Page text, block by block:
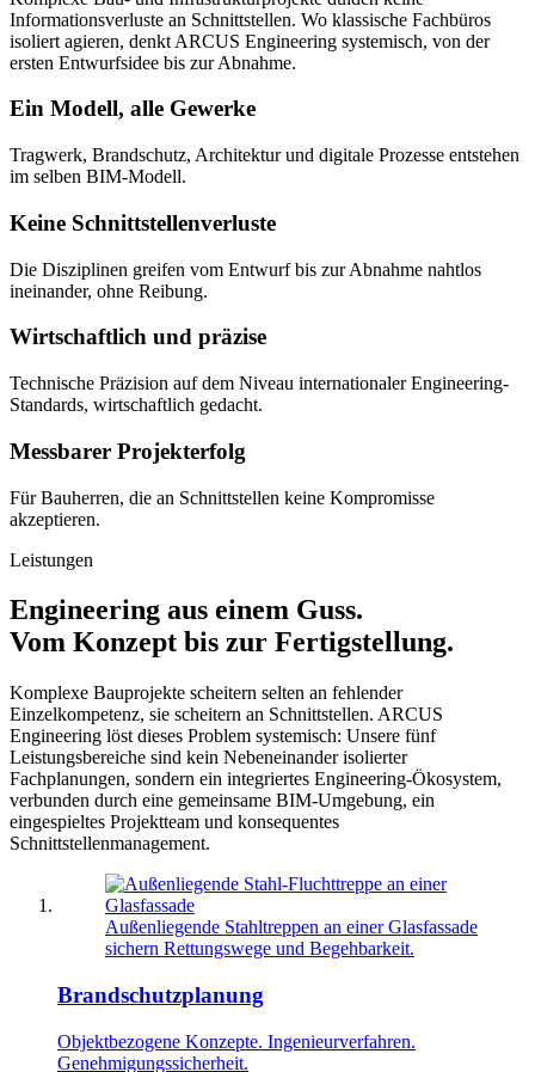
Informationsverluste an Schnittstellen. Wo klassische Fachbüros
isoliert agieren, denkt ARCUS Engineering systemisch, von der
ersten Entwurfsidee bis zur Abnahme.
Ein Modell, alle Gewerke
Tragwerk, Brandschutz, Architektur und digitale Prozesse entstehen
im selben BIM-Modell.
Keine Schnittstellenverluste
Die Disziplinen greifen vom Entwurf bis zur Abnahme nahtlos
ineinander, ohne Reibung.
Wirtschaftlich und präzise
Technische Präzision auf dem Niveau internationaler Engineering-
Standards, wirtschaftlich gedacht.
Messbarer Projekterfolg
Für Bauherren, die an Schnittstellen keine Kompromisse
akzeptieren.
Leistungen
Engineering aus einem Guss.
Vom Konzept bis zur Fertigstellung.
Komplexe Bauprojekte scheitern selten an fehlender
Einzelkompetenz, sie scheitern an Schnittstellen. ARCUS
Engineering löst dieses Problem systemisch: Unsere fünf
Leistungsbereiche sind kein Nebeneinander isolierter
Fachplanungen, sondern ein integriertes Engineering-Ökosystem,
verbunden durch eine gemeinsame BIM-Umgebung, ein
eingespieltes Projektteam und konsequentes
Schnittstellenmanagement.
Außenliegende Stahltreppen an einer Glasfassade
sichern Rettungswege und Begehbarkeit.
Brandschutzplanung
Objektbezogene Konzepte. Ingenieurverfahren.
Genehmigungssicherheit.